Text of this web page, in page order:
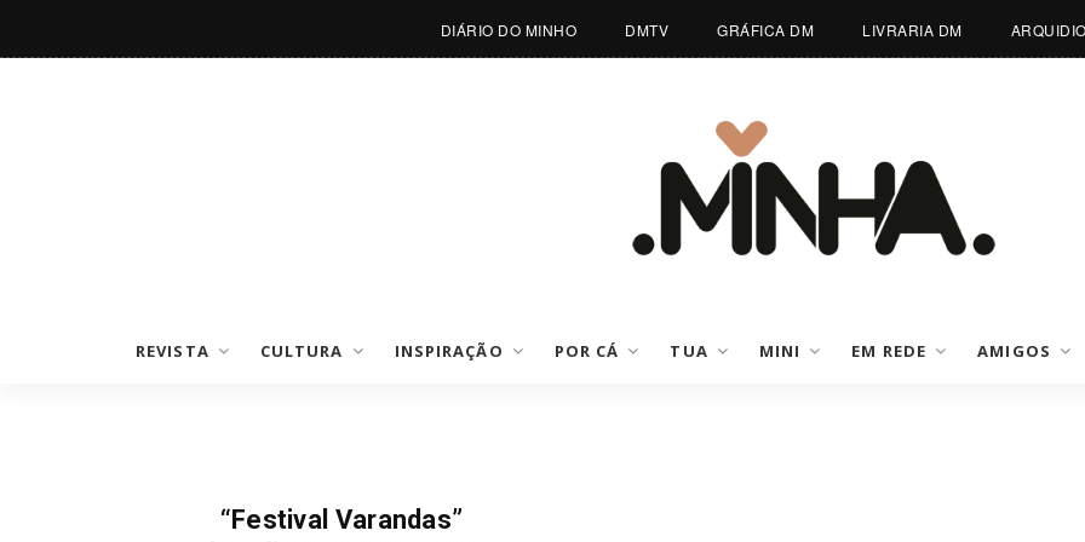
DIÁRIO DO MINHO DMTV GRÁFICA DM LIVRARIA DM
REVISTA CULTURA INSPIRAÇÃO POR CÁ TUA MINI EM REDE AMIGOS
“Festival Varandas”